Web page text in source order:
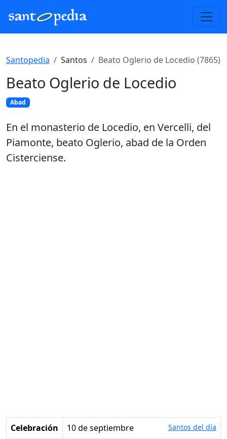
Santopedia Santos Beato Oglerio de Locedio (7865)
Beato Oglerio de Locedio
Abad
En el monasterio de Locedio, en Vercelli, del
Piamonte, beato Oglerio, abad de la Orden
Cisterciense.
Celebración 10 de septiembre Santos del día